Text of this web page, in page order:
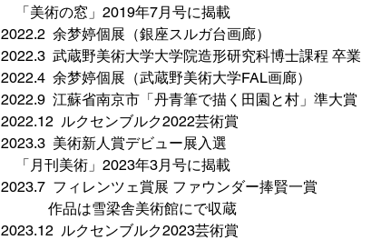
「美術の窓」2019年7月号に揭載
2022.2 余梦婷個展（銀座スルガ台画廊）
2022.3 武蔵野美術大学大学院造形研究科博士課程 卒業
2022.4 余梦婷個展（武蔵野美術大学FAL画廊）
2022.9 江蘇省南京市「丹青筆で描く田園と村」準大賞
2022.12 ルクセンブルク2022芸術賞
2023.3 美術新人賞デビュー展入選
「月刊美術」2023年3月号に揭載
2023.7 フィレンツェ賞展 ファウンダー捧賢一賞
作品は雪梁舎美術館にで収蔵
2023.12 ルクセンブルク2023芸術賞